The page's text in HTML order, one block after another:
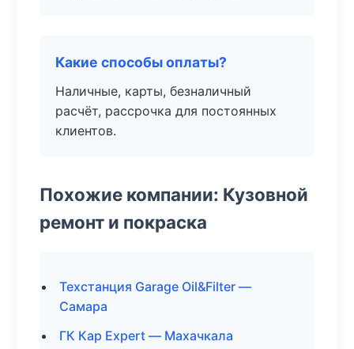
Какие способы оплаты?
Наличные, карты, безналичный
расчёт, рассрочка для постоянных
клиентов.
Похожие компании: Кузовной
ремонт и покраска
Техстанция Garage Oil&Filter —
Самара
ГК Кар Expert — Махачкала